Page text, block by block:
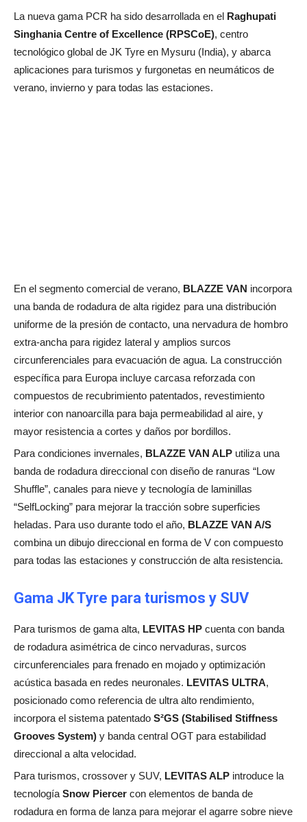
La nueva gama PCR ha sido desarrollada en el Raghupati
Singhania Centre of Excellence (RPSCoE), centro
tecnológico global de JK Tyre en Mysuru (India), y abarca
aplicaciones para turismos y furgonetas en neumáticos de
verano, invierno y para todas las estaciones.
En el segmento comercial de verano, BLAZZE VAN incorpora
una banda de rodadura de alta rigidez para una distribución
uniforme de la presión de contacto, una nervadura de hombro
extra-ancha para rigidez lateral y amplios surcos
circunferenciales para evacuación de agua. La construcción
específica para Europa incluye carcasa reforzada con
compuestos de recubrimiento patentados, revestimiento
interior con nanoarcilla para baja permeabilidad al aire, y
mayor resistencia a cortes y daños por bordillos.
Para condiciones invernales, BLAZZE VAN ALP utiliza una
banda de rodadura direccional con diseño de ranuras “Low
Shuffle”, canales para nieve y tecnología de laminillas
“SelfLocking” para mejorar la tracción sobre superficies
heladas. Para uso durante todo el año, BLAZZE VAN A/S
combina un dibujo direccional en forma de V con compuesto
para todas las estaciones y construcción de alta resistencia.
Gama JK Tyre para turismos y SUV
Para turismos de gama alta, LEVITAS HP cuenta con banda
de rodadura asimétrica de cinco nervaduras, surcos
circunferenciales para frenado en mojado y optimización
acústica basada en redes neuronales. LEVITAS ULTRA,
posicionado como referencia de ultra alto rendimiento,
incorpora el sistema patentado S²GS (Stabilised Stiffness
Grooves System) y banda central OGT para estabilidad
direccional a alta velocidad.
Para turismos, crossover y SUV, LEVITAS ALP introduce la
tecnología Snow Piercer con elementos de banda de
rodadura en forma de lanza para mejorar el agarre sobre nieve